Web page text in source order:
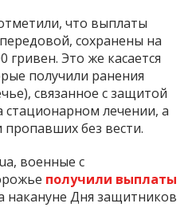
что выплаты
сохранены на
гривен. Это же касается
получили ранения
связанное с защитой
стационарном лечении, а
без вести.
военные с
получили выплаты
накануне Дня защитников